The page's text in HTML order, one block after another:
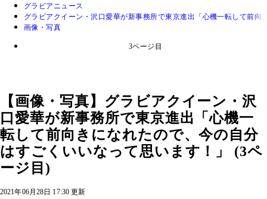
グラビアニュース
グラビアクイーン・沢口愛華が新事務所で東京進出「心機一転して前
画像・写真
3ページ目
【画像・写真】グラビアクイーン・沢
口愛華が新事務所で東京進出「心機一
転して前向きになれたので、今の自分
はすごくいいなって思います！」 (3ペ
ージ目)
2021年06月28日 17:30 更新